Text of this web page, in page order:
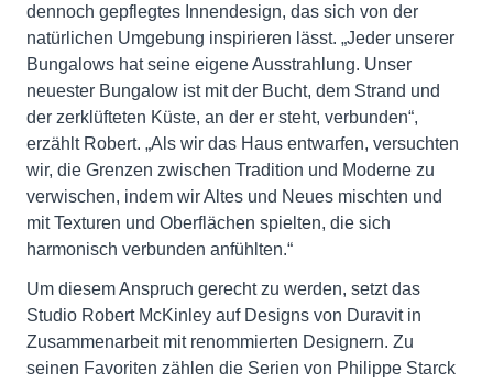
dennoch gepflegtes Innendesign, das sich von der
natürlichen Umgebung inspirieren lässt. „Jeder unserer
Bungalows hat seine eigene Ausstrahlung. Unser
neuester Bungalow ist mit der Bucht, dem Strand und
der zerklüfteten Küste, an der er steht, verbunden“,
erzählt Robert. „Als wir das Haus entwarfen, versuchten
wir, die Grenzen zwischen Tradition und Moderne zu
verwischen, indem wir Altes und Neues mischten und
mit Texturen und Oberflächen spielten, die sich
harmonisch verbunden anfühlten.“
Um diesem Anspruch gerecht zu werden, setzt das
Studio Robert McKinley auf Designs von Duravit in
Zusammenarbeit mit renommierten Designern. Zu
seinen Favoriten zählen die Serien von Philippe Starck